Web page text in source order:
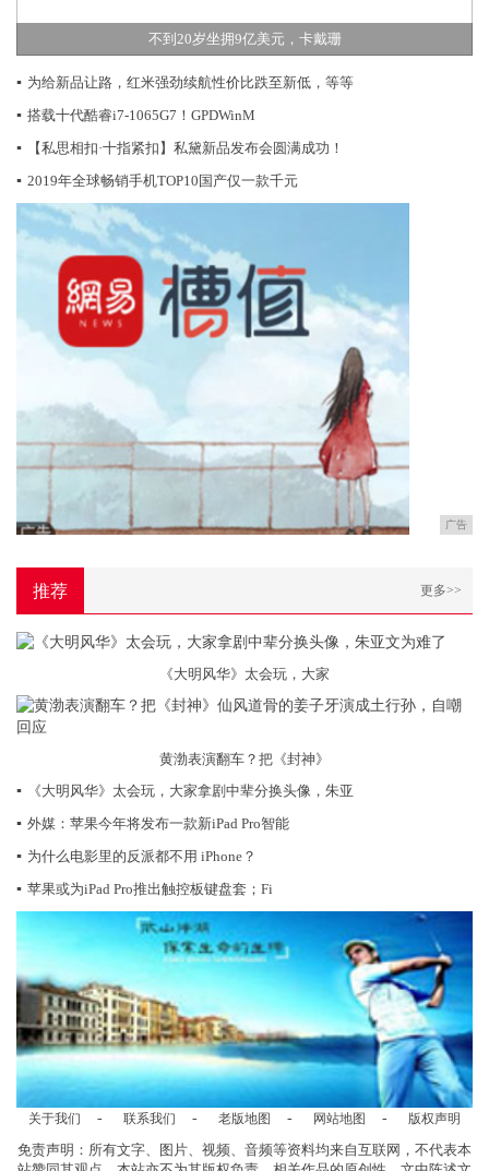
不到20岁坐拥9亿美元，卡戴珊
▪ 为给新品让路，红米强劲续航性价比跌至新低，等等
▪ 搭载十代酷睿i7-1065G7！GPDWinM
▪
【私思相扣·十指紧扣】私黛新品发布会圆满成功！
▪ 2019年全球畅销手机TOP10国产仅一款千元
广告
推荐 更多>>
《大明风华》太会玩，大家
黄渤表演翻车？把《封神》
▪
《大明风华》太会玩，大家拿剧中辈分换头像，朱亚
▪ 外媒：苹果今年将发布一款新iPad Pro智能
▪ 为什么电影里的反派都不用 iPhone？
▪ 苹果或为iPad Pro推出触控板键盘套；Fi
关于我们 - 联系我们 - 老版地图 - 网站地图 - 版权声明
免责声明：所有文字、图片、视频、音频等资料均来自互联网，不代表本